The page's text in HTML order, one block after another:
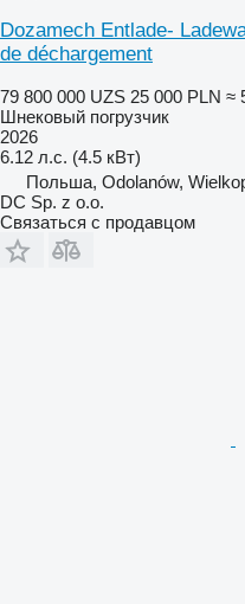
Dozamech Entlade-
de déchargement
79 800 000 UZS 25 000 PLN ≈
Шнековый погрузчик
2026
6.12 л.с. (4.5 кВт)
Польша, Odolanów,
DC Sp. z o.o.
Связаться с продавцом